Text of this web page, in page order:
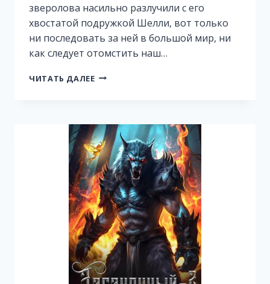
зверолова насильно разлучили с его
хвостатой подружкой Шелли, вот только
ни последовать за ней в большой мир, ни
как следует отомстить наш…
ЧИТАТЬ ДАЛЕЕ АЛЬЯНС
ФАРАОНА